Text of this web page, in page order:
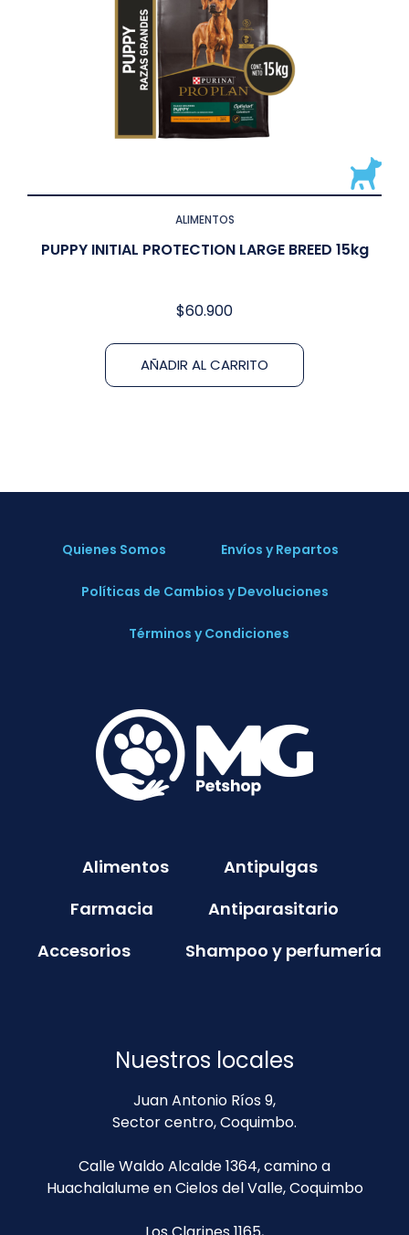
ALIMENTOS
PUPPY INITIAL PROTECTION LARGE BREED 15kg
$60.900
AÑADIR AL CARRITO
Quienes Somos Envíos y Repartos
Políticas de Cambios y Devoluciones
Términos y Condiciones
Alimentos
Antipulgas
Farmacia
Antiparasitario
Accesorios
Shampoo y perfumería
Nuestros locales
Juan Antonio Ríos 9,
Sector centro, Coquimbo.
Calle Waldo Alcalde 1364, camino a
Huachalalume en Cielos del Valle, Coquimbo